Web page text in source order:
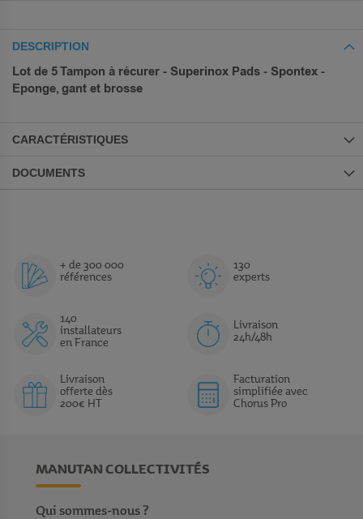
DESCRIPTION
Lot de 5 Tampon à récurer - Superinox Pads - Spontex -
Eponge, gant et brosse
CARACTÉRISTIQUES
DOCUMENTS
+ de 300 000
références
130
experts
140
installateurs
en France
Livraison
24h/48h
Livraison
offerte dès
200€ HT
Facturation
simplifiée avec
Chorus Pro
MANUTAN COLLECTIVITÉS
Qui sommes-nous ?